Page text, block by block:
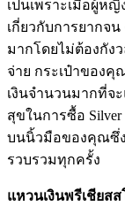
เป็นเพราะเมื่อผู้หญิ
เกี่ยวกับการยากจ
มากโดยไม่ต้องกัง
จ่าย กระเป๋าของ
เงินจำนวนมากที่จ
สุขในการซื้อ
บนนิ้วมือของคุณซึ่ง
รวบรวมทุกครั้ง
แหวนเงินพรีเชียส